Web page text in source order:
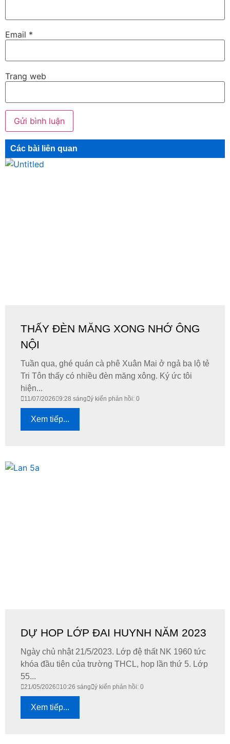
Email *
Trang web
Các bài liên quan
THẤY ĐÈN MĂNG XONG NHỚ ÔNG
NỘI
Tuần qua, ghé quán cà phê Xuân Mai ở ngả ba lộ tẻ
Tri Tôn thấy có nhiều đèn măng xông. Ký ức tôi
hiện...
11/07/2026 9:28 sáng ý kiến phản hồi: 0
Xem tiếp...
DỰ HOP LỚP ĐAI HUYNH NĂM 2023
Ngày chủ nhật 21/5/2023. Lớp đệ thất NK 1960 tức
khóa đầu tiên của trường THCL, hop lần thứ 5. Lớp
55...
21/05/2026 10:26 sáng ý kiến phản hồi: 0
Xem tiếp...